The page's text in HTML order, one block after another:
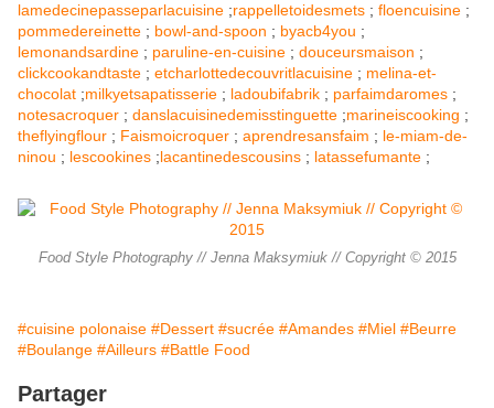
lamedecinepasseparlacuisine ;rappelletoidesmets ; floencuisine ;
pommedereinette ; bowl-and-spoon ; byacb4you ;
lemonandsardine ; paruline-en-cuisine ; douceursmaison ;
clickcookandtaste ; etcharlottedecouvritlacuisine ; melina-et-
chocolat ;milkyetsapatisserie ; ladoubifabrik ; parfaimdaromes ;
notesacroquer ; danslacuisinedemisstinguette ;marineiscooking ;
theflyingflour ; Faismoicroquer ; aprendresansfaim ; le-miam-de-
ninou ; lescookines ;lacantinedescousins ; latassefumante ;
Food Style Photography // Jenna Maksymiuk // Copyright © 2015
#cuisine polonaise #Dessert #sucrée #Amandes #Miel #Beurre
#Boulange #Ailleurs #Battle Food
Partager